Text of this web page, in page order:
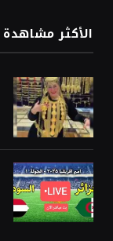
الأكثر مشاهدة